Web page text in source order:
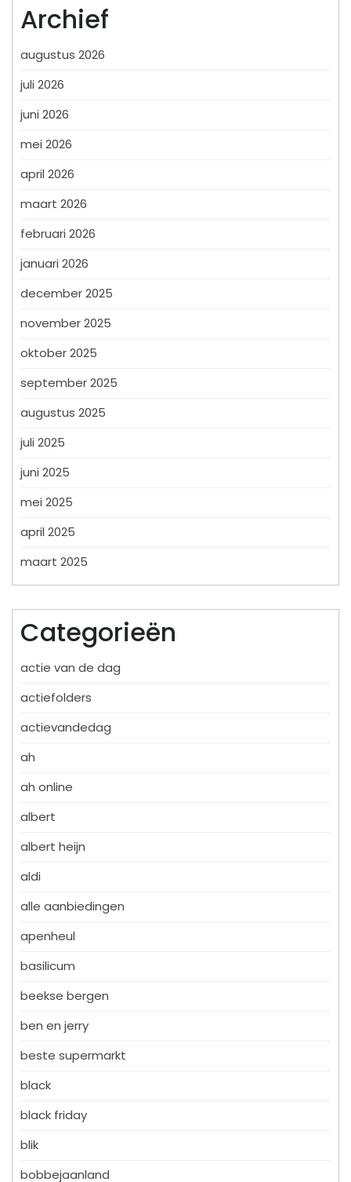
Archief
augustus 2026
juli 2026
juni 2026
mei 2026
april 2026
maart 2026
februari 2026
januari 2026
december 2025
november 2025
oktober 2025
september 2025
augustus 2025
juli 2025
juni 2025
mei 2025
april 2025
maart 2025
Categorieën
actie van de dag
actiefolders
actievandedag
ah
ah online
albert
albert heijn
aldi
alle aanbiedingen
apenheul
basilicum
beekse bergen
ben en jerry
beste supermarkt
black
black friday
blik
bobbejaanland